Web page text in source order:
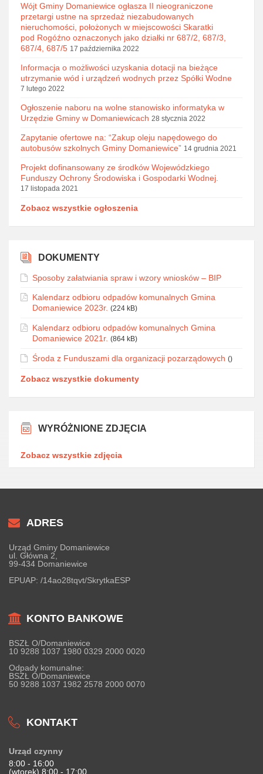
Wójt Gminy Domaniewice ogłasza II nieograniczone
przetargi ustne na sprzedaż niezabudowanych
nieruchomości, położonych w miejscowości Skaratki
pod Rogóźno oznaczonych jako działki nr 687/2, 687/3,
687/4, 687/5 17 października 2022
Informacja o możliwości uzyskania dotacji na bieżące
utrzymanie wód i urządzeń wodnych przez Spółki Wodne
7 lutego 2022
Ogłoszenie naboru na wolne stanowisko informatyka w
Urzędzie Gminy w Domaniewicach 28 stycznia 2022
Zapytanie ofertowe na: “Zakup oleju napędowego do
autobusów szkolnych Gminy Domaniewice” 14 grudnia 2021
Projekt dofinansowany ze środków Wojewódzkiego
Funduszy Ochrony Środowiska i Gospodarki Wodnej.
17 listopada 2021
Zobacz wszystkie ogłoszenia
DOKUMENTY
Sposoby załatwiania spraw i wzory wniosków – BIP
Kalendarz odbioru odpadów komunalnych Gmina
Domaniewice 2023r. (224 kB)
Kalendarz odbioru odpadów komunalnych Gmina
Domaniewice 2021r. (864 kB)
Środa z Funduszami dla organizacji pozarządowych ()
Zobacz wszystkie dokumenty
WYRÓŻNIONE ZDJĘCIA
Zobacz wszystkie zdjęcia
ADRES
Urząd Gminy Domaniewice
ul. Główna 2,
99-434 Domaniewice
EPUAP: /14ao28tqvt/SkrytkaESP
KONTO BANKOWE
BSZŁ O/Domaniewice
10 9288 1037 1980 0329 2000 0020
Odpady komunalne:
BSZŁ O/Domaniewice
50 9288 1037 1982 2578 2000 0070
KONTAKT
Urząd czynny
8:00 - 16:00
(wtorek) 8:00 - 17:00